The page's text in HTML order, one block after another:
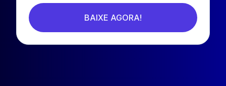
BAIXE AGORA!